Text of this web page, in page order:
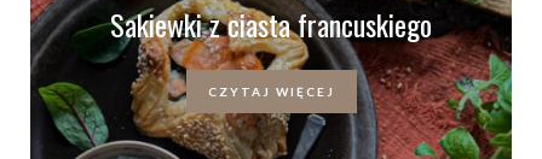
Sakiewki z ciasta francuskiego
CZYTAJ WIĘCEJ